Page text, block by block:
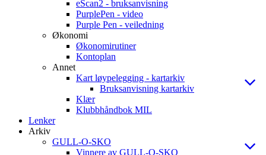
eScan2 - bruksanvisning
PurplePen - video
Purple Pen - veiledning
Økonomi
Økonomirutiner
Kontoplan
Annet
Kart løypelegging - kartarkiv
Bruksanvisning kartarkiv
Klær
Klubbhåndbok MIL
Lenker
Arkiv
GULL-O-SKO
Vinnere av GULL-O-SKO